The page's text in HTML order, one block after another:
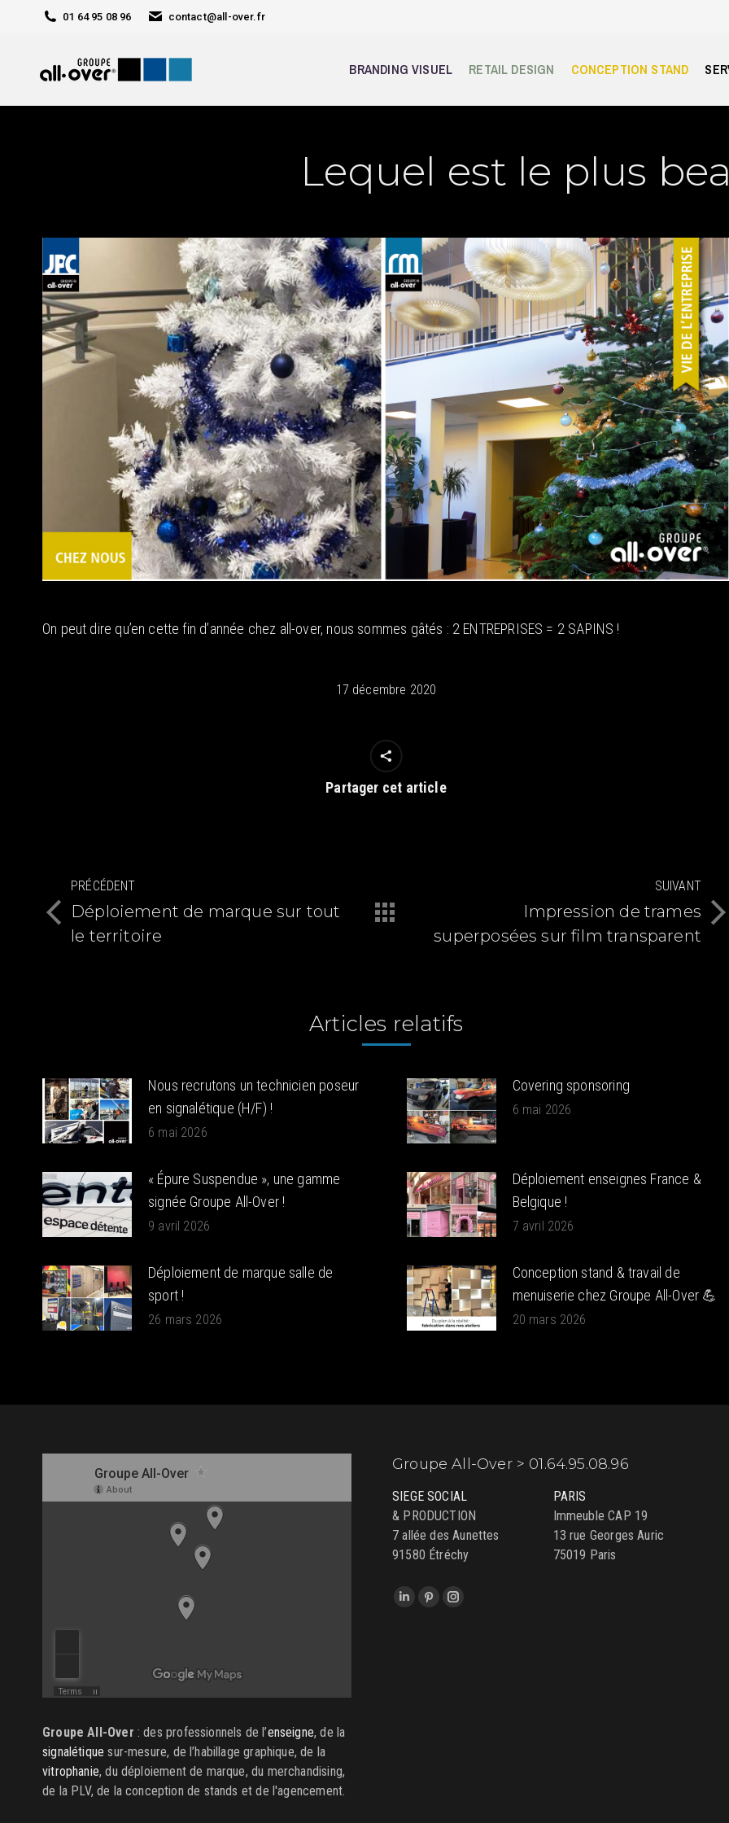
01 64 95 08 96 contact@all-over.fr
BRANDING VISUEL RETAIL DESIGN CONCEPTION STAND
Lequel est le plus
On peut dire qu’en cette fin d’année chez all-over, nous sommes gâtés : 2 ENTREPRISES = 2 SAPINS !
17 décembre 2020
Partager cet article
Navigation
article
PRÉCÉDENT
Article
précédent
Déploiement de marque sur tout
le territoire
SUIVANT
suivant
Impression de trames
superposées sur film transparent
Articles relatifs
Nous recrutons un technicien poseur
en signalétique (H/F) !
6 mai 2026
Covering sponsoring
6 mai 2026
« Épure Suspendue », une gamme
signée Groupe All-Over !
9 avril 2026
Déploiement enseignes France &
Belgique !
7 avril 2026
Déploiement de marque salle de
sport !
26 mars 2026
Conception stand & travail de
menuiserie chez Groupe All-Over 💪
20 mars 2026
Groupe All-Over : des professionnels de l’enseigne, de la
signalétique sur-mesure, de l’habillage graphique, de la
vitrophanie, du déploiement de marque, du merchandising,
de la PLV, de la conception de stands et de l'agencement.
Groupe All-Over > 01.64.95.08.96
SIEGE SOCIAL
& PRODUCTION
7 allée des Aunettes
91580 Étréchy
PARIS
Immeuble CAP 19
13 rue Georges Auric
75019 Paris
Trouvez nous sur :
LinkedInPinterestInstagram